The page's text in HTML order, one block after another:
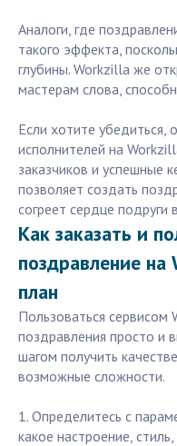
Аналоги, где
такого эффекта,
глубины. Workzilla же
мастерам слова,
Если хотите
исполнителей на
заказчиков и успешные
позволяет создать
согреет сердце подруги
Как заказать и
поздравление
план
Пользоваться сервисом
поздравления просто и
шагом получить
возможные сложности.
1. Определитесь с
какое настроение,